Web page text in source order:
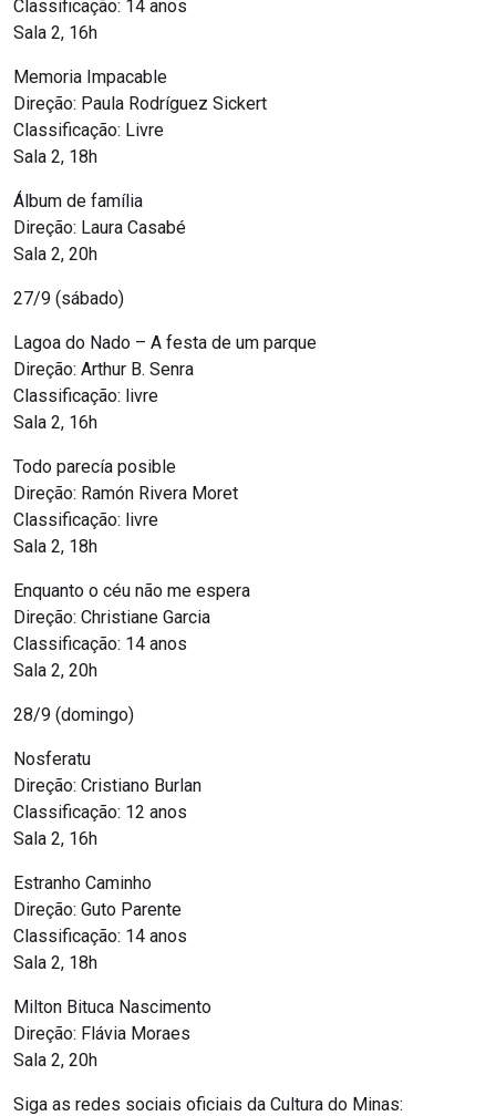
Classificação: 14 anos
Sala 2, 16h
Memoria Impacable
Direção: Paula Rodríguez Sickert
Classificação: Livre
Sala 2, 18h
Álbum de família
Direção: Laura Casabé
Sala 2, 20h
27/9 (sábado)
Lagoa do Nado – A festa de um parque
Direção: Arthur B. Senra
Classificação: livre
Sala 2, 16h
Todo parecía posible
Direção: Ramón Rivera Moret
Classificação: livre
Sala 2, 18h
Enquanto o céu não me espera
Direção: Christiane Garcia
Classificação: 14 anos
Sala 2, 20h
28/9 (domingo)
Nosferatu
Direção: Cristiano Burlan
Classificação: 12 anos
Sala 2, 16h
Estranho Caminho
Direção: Guto Parente
Classificação: 14 anos
Sala 2, 18h
Milton Bituca Nascimento
Direção: Flávia Moraes
Sala 2, 20h
Siga as redes sociais oficiais da Cultura do Minas: